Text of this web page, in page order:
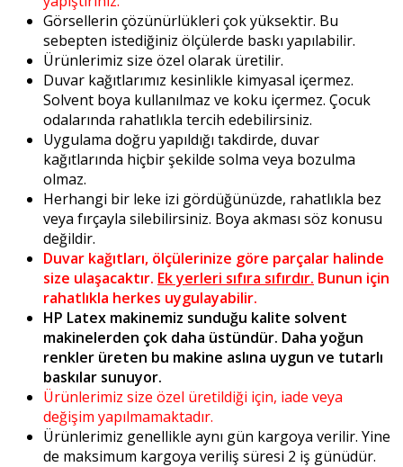
Görsellerin çözünürlükleri çok yüksektir. Bu
sebepten istediğiniz ölçülerde baskı yapılabilir.
Ürünlerimiz size özel olarak üretilir.
Duvar kağıtlarımız kesinlikle kimyasal içermez.
Solvent boya kullanılmaz ve koku içermez. Çocuk
odalarında rahatlıkla tercih edebilirsiniz.
Uygulama doğru yapıldığı takdirde, duvar
kağıtlarında hiçbir şekilde solma veya bozulma
olmaz.
Herhangi bir leke izi gördüğünüzde, rahatlıkla bez
veya fırçayla silebilirsiniz. Boya akması söz konusu
değildir.
Duvar kağıtları, ölçülerinize göre parçalar halinde
size ulaşacaktır. Ek yerleri sıfıra sıfırdır. Bunun için
rahatlıkla herkes uygulayabilir.
HP Latex makinemiz sunduğu kalite solvent
makinelerden çok daha üstündür. Daha yoğun
renkler üreten bu makine aslına uygun ve tutarlı
baskılar sunuyor.
Ürünlerimiz size özel üretildiği için, iade veya
değişim yapılmamaktadır.
Ürünlerimiz genellikle aynı gün kargoya verilir. Yine
de maksimum kargoya veriliş süresi 2 iş günüdür.